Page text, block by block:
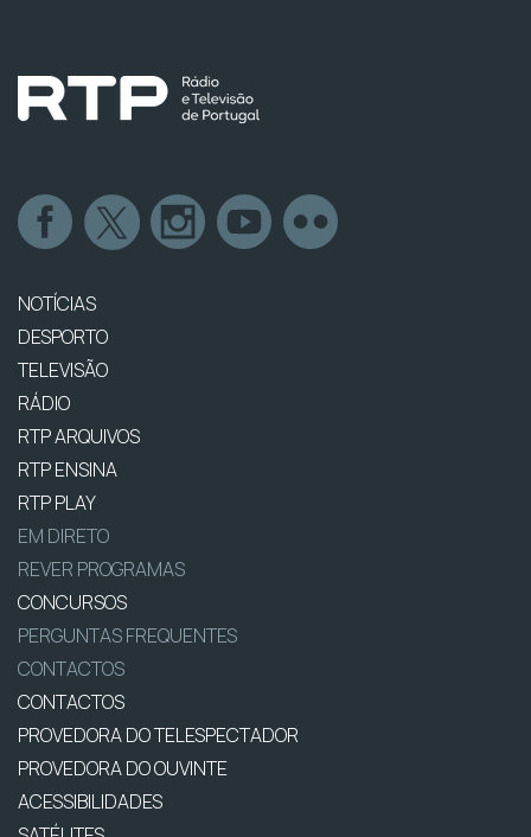
NOTÍCIAS
DESPORTO
TELEVISÃO
RÁDIO
RTP ARQUIVOS
RTP ENSINA
RTP PLAY
EM DIRETO
REVER PROGRAMAS
CONCURSOS
PERGUNTAS FREQUENTES
CONTACTOS
CONTACTOS
PROVEDORA DO TELESPECTADOR
PROVEDORA DO OUVINTE
ACESSIBILIDADES